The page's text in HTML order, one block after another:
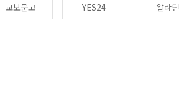
교보문고 YES24 알라딘